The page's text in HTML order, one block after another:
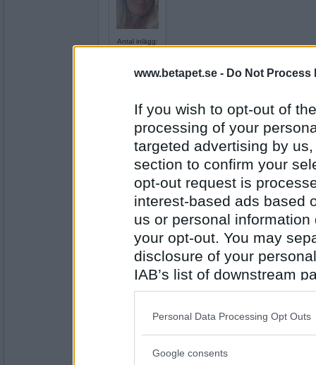
www.betapet.se - Do Not Process
If you wish to opt-out of
processing of your
targeted advertising by
section to confirm your
opt-out request is
interest-based ads based
us or personal
your opt-out. You may
disclosure of your
IAB’s list of downstream
also be disclosed by us
Downstream Participants
Please note that this
Personal Data Processing Opt Outs
Google consents
Antal inlägg:
5809
Robbansknop- Ej medlem längre
Antal inlägg: 256
Antal inlägg:
5809
kramar Robb också, för att han läser
hur, Robb?
Antal inlägg: 256